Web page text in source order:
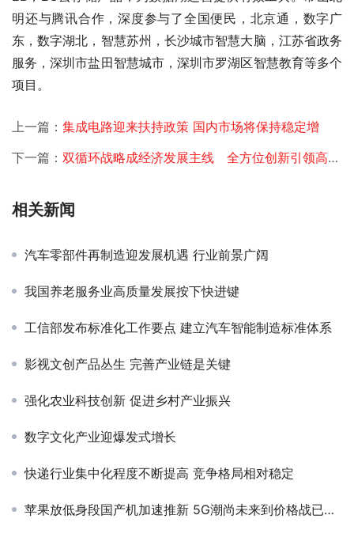
明还与腾讯合作，深度参与了全国便民，北京通，数字广
东，数字湖北，智慧苏州，长沙城市智慧大脑，江苏省政务
服务，深圳市盐田智慧城市，深圳市罗湖区智慧教育等多个
项目。
上一篇： 集成电路迎来扶持政策 国内市场将保持稳定增
下一篇： 双循环战略成经济发展主线 全方位创新引领高质量发展
相关新闻
汽车零部件再制造迎发展机遇 行业前景广阔
我国养老服务业高质量发展按下快进键
工信部发布标准化工作要点 建立汽车智能制造标准体系
影视文创产品丛生 完善产业链是关键
强化农业科技创新 促进乡村产业振兴
数字文化产业迎爆发式增长
快递行业集中化程度不断提高 竞争格局相对稳定
苹果放低身段国产机加速推新 5G潮尚未来到价格战已然升级